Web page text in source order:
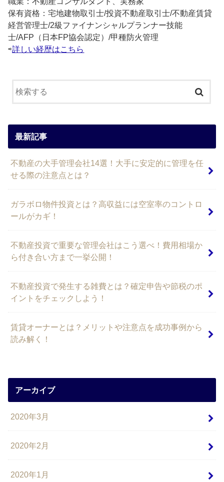
保有資格：宅地建物取引士/投資不動産取引士/不動産賃貸
経営管理士/2級ファイナンシャルプランナー技能
士/AFP（日本FP協会認定）/甲種防火管理
⇨詳しい経歴はこちら
最新記事
不動産の大手管理会社14選！大手に安定的に管理を任
せる際の注意点とは？
ガラボロ物件投資とは？高収益には空室率のコントロ
ールがカギ！
不動産投資で重要な管理会社はこう選べ！費用相場か
ら付き合い方まで一挙公開！
不動産投資で発生する雑費とは？確定申告や節税のポ
イントをチェックしよう！
賃貸オーナーとは？メリットや注意点を成功事例から
読み解く！
アーカイブ
2020年3月
2020年2月
2020年1月